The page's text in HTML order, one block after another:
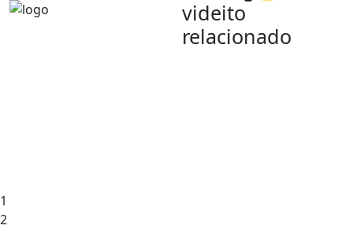
videito
relacionado
1
2